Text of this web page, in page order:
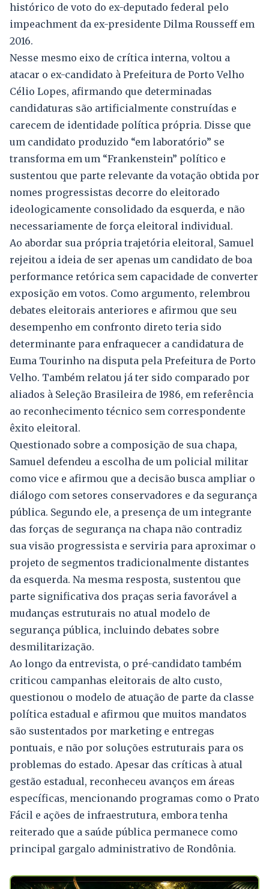
histórico de voto do ex-deputado federal pelo
impeachment da ex-presidente Dilma Rousseff em
2016.
Nesse mesmo eixo de crítica interna, voltou a
atacar o ex-candidato à Prefeitura de Porto Velho
Célio Lopes, afirmando que determinadas
candidaturas são artificialmente construídas e
carecem de identidade política própria. Disse que
um candidato produzido “em laboratório” se
transforma em um “Frankenstein” político e
sustentou que parte relevante da votação obtida por
nomes progressistas decorre do eleitorado
ideologicamente consolidado da esquerda, e não
necessariamente de força eleitoral individual.
Ao abordar sua própria trajetória eleitoral, Samuel
rejeitou a ideia de ser apenas um candidato de boa
performance retórica sem capacidade de converter
exposição em votos. Como argumento, relembrou
debates eleitorais anteriores e afirmou que seu
desempenho em confronto direto teria sido
determinante para enfraquecer a candidatura de
Euma Tourinho na disputa pela Prefeitura de Porto
Velho. Também relatou já ter sido comparado por
aliados à Seleção Brasileira de 1986, em referência
ao reconhecimento técnico sem correspondente
êxito eleitoral.
Questionado sobre a composição de sua chapa,
Samuel defendeu a escolha de um policial militar
como vice e afirmou que a decisão busca ampliar o
diálogo com setores conservadores e da segurança
pública. Segundo ele, a presença de um integrante
das forças de segurança na chapa não contradiz
sua visão progressista e serviria para aproximar o
projeto de segmentos tradicionalmente distantes
da esquerda. Na mesma resposta, sustentou que
parte significativa dos praças seria favorável a
mudanças estruturais no atual modelo de
segurança pública, incluindo debates sobre
desmilitarização.
Ao longo da entrevista, o pré-candidato também
criticou campanhas eleitorais de alto custo,
questionou o modelo de atuação de parte da classe
política estadual e afirmou que muitos mandatos
são sustentados por marketing e entregas
pontuais, e não por soluções estruturais para os
problemas do estado. Apesar das críticas à atual
gestão estadual, reconheceu avanços em áreas
específicas, mencionando programas como o Prato
Fácil e ações de infraestrutura, embora tenha
reiterado que a saúde pública permanece como
principal gargalo administrativo de Rondônia.